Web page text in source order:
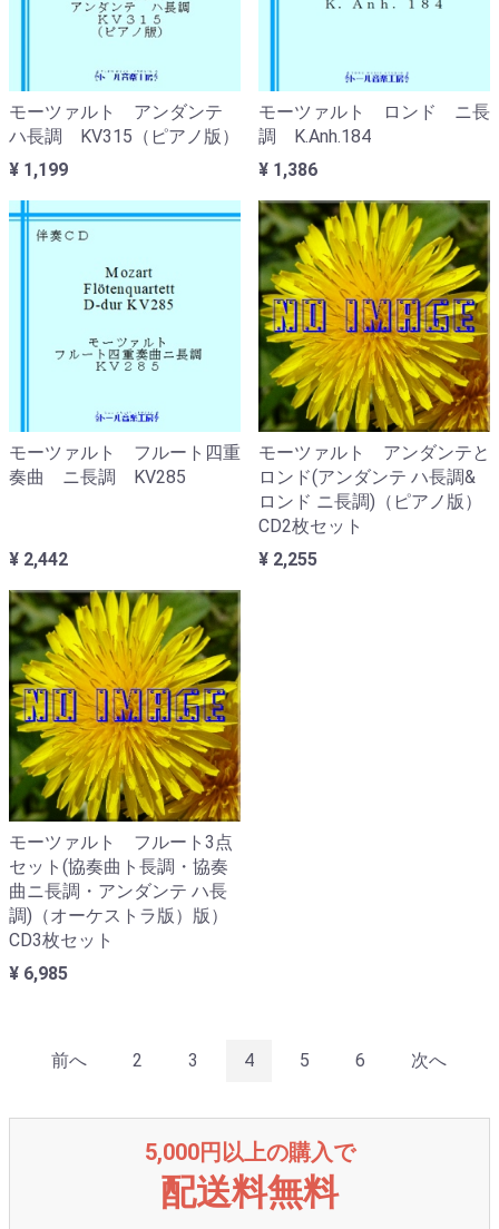
モーツァルト アンダンテ
ハ長調 KV315（ピアノ版）
¥ 1,199
モーツァルト ロンド ニ長
調 K.Anh.184
¥ 1,386
モーツァルト フルート四重
奏曲 ニ長調 KV285
¥ 2,442
モーツァルト アンダンテと
ロンド(アンダンテ ハ長調&
ロンド ニ長調)（ピアノ版）
CD2枚セット
¥ 2,255
モーツァルト フルート3点
セット(協奏曲ト長調・協奏
曲ニ長調・アンダンテ ハ長
調)（オーケストラ版）版）
CD3枚セット
¥ 6,985
前へ 2 3 4 5 6 次へ
5,000円以上の購入で
配送料無料